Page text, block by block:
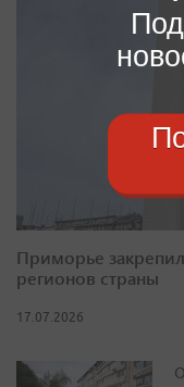
Приморье
регионов страны
17.07.2026